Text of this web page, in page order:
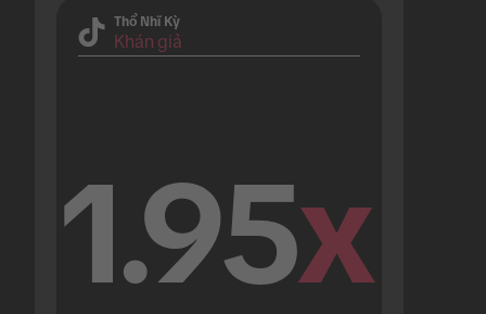
Thổ Nhĩ Kỳ
Khán giả
1.95x